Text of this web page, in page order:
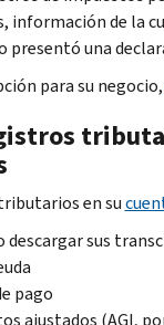
información de la
presentó una
para su negocio,
en su
sus
pago
ajustados (AGI,